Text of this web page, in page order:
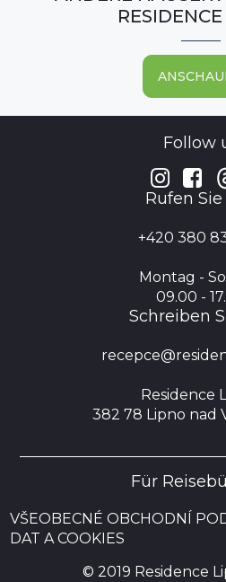
Follow
 
Rufen
+420 380
Montag -
09.00 -
Schreiben
Residence
382 78 Lipno nad
Für
VŠEOBECNÉ OBCHODNÍ
DAT A COOKIES
© 2019 Residence